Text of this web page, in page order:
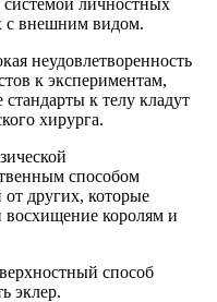
с внешним видом.
неудовлетворенность
к экспериментам,
к телу кладут
хирурга.
способом
других, которые
королям и
способ
эклер.